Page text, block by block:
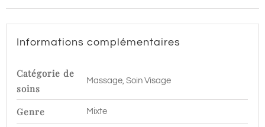
Boulogne
Informations complémentaires
Catégorie de
soins
Massage, Soin Visage
Genre Mixte